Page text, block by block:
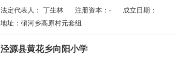
法定代表人：丁生林 注册资本：-
成立日期：
地址：硝河乡高原村元套组
泾源县黄花乡向阳小学